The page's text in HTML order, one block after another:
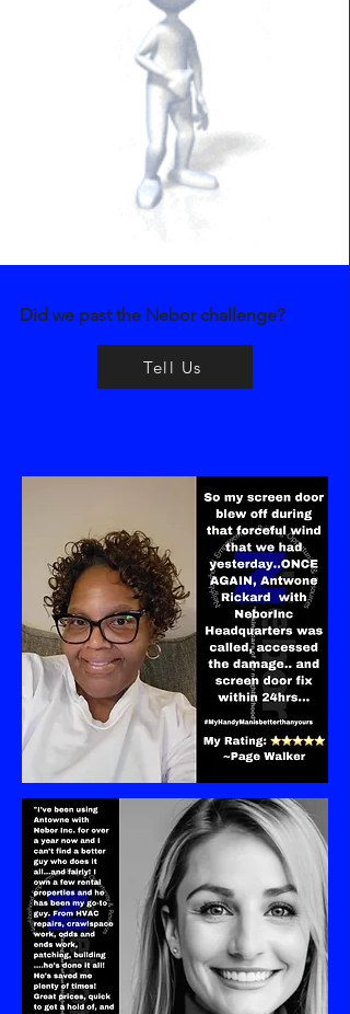
Tell Us
Did we past the Nebor challenge?